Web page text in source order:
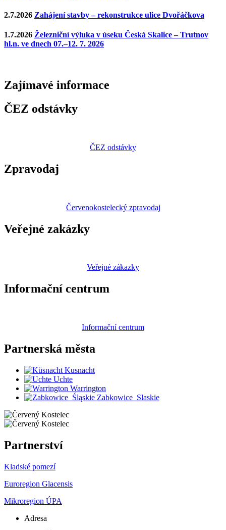
2.7.2026 Zahájení stavby – rekonstrukce ulice Dvořáčkova
1.7.2026 Železniční výluka v úseku Česká Skalice – Trutnov
hl.n. ve dnech 07.–12. 7. 2026
Zajímavé informace
ČEZ odstávky
ČEZ odstávky
Zpravodaj
Červenokostelecký zpravodaj
Veřejné zakázky
Veřejné zákazky
Informační centrum
Informační centrum
Partnerská města
Kusnacht
Uchte
Warrington
Zabkowice_Slaskie
Partnerství
Kladské pomezí
Euroregion Glacensis
Mikroregion ÚPA
Adresa